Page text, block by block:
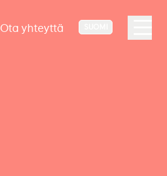
Ota yhteyttä